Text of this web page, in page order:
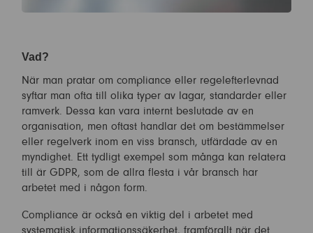
Vad?
När man pratar om compliance eller regelefterlevnad
syftar man ofta till olika typer av lagar, standarder eller
ramverk. Dessa kan vara internt beslutade av en
organisation, men oftast handlar det om bestämmelser
eller regelverk inom en viss bransch, utfärdade av en
myndighet. Ett tydligt exempel som många kan relatera
till är GDPR, som de allra flesta i vår bransch har
arbetet med i någon form.
Compliance är också en viktig del i arbetet med
systematisk informationssäkerhet, framförallt när det